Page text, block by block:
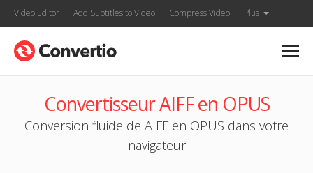
Video Editor Add Subtitles to Video Compress Video Plus
Convertisseur AIFF en OPUS
Conversion fluide de AIFF en OPUS dans votre
navigateur